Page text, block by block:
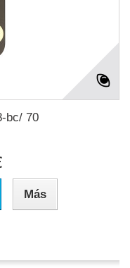
bc/ 70
Más